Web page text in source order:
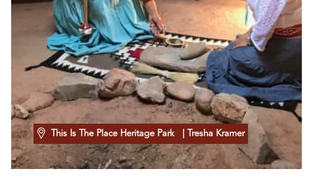
This Is The Place Heritage Park | Tresha Kramer